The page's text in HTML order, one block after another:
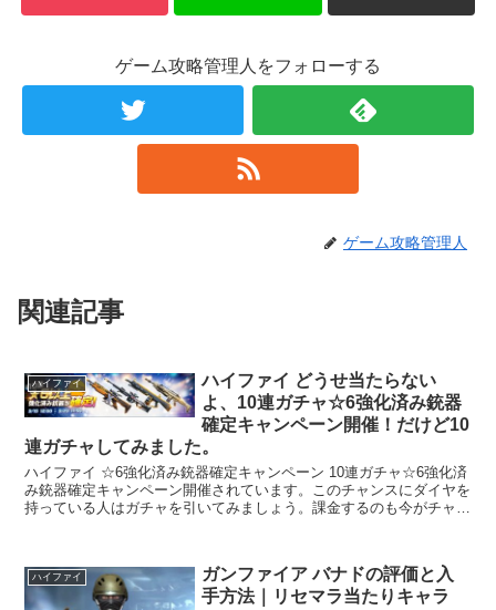
ゲーム攻略管理人をフォローする
ゲーム攻略管理人
関連記事
ハイファイ
ハイファイ どうせ当たらない
よ、10連ガチャ☆6強化済み銃器
確定キャンペーン開催！だけど10
連ガチャしてみました。
ハイファイ ☆6強化済み銃器確定キャンペーン 10連ガチャ☆6強化済
み銃器確定キャンペーン開催されています。このチャンスにダイヤを
持っている人はガチャを引いてみましょう。課金するのも今がチャン
ハイファイ
ガンファイア バナドの評価と入
手方法｜リセマラ当たりキャラ